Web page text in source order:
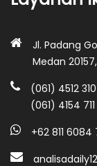
Jl. Padang
Medan
(061) 4512 310
(061) 4154
+62 811 6084